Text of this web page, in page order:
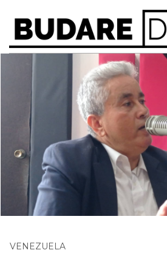
VENEZUELA